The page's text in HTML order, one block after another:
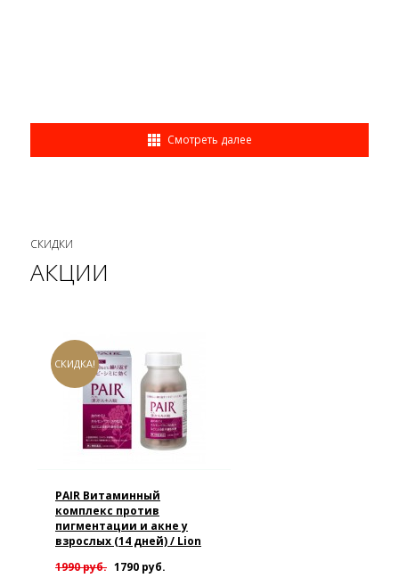
Смотреть далее
СКИДКИ
АКЦИИ
СКИДКА!
PAIR Витаминный
комплекс против
пигментации и акне у
взрослых (14 дней) / Lion
1990 руб. 1790 руб.